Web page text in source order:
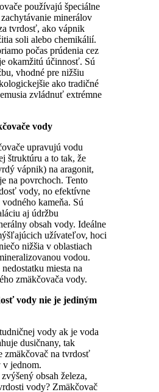
používajú špeciálne
minerálov
tvrdosť, ako vápnik
soli alebo chemikálií.
počas prúdenia cez
okamžitú účinnosť. Sú
vhodné pre nižšiu
ako tradičné
zvládnuť extrémne
vody
upravujú vodu
štruktúru a to tak, že
vápnik) na aragonit,
na povrchoch. Tento
vody, no efektívne
kameňa. Sú
aj údržbu
obsah vody. Ideálne
užívateľov, hoci
nižšia v oblastiach
vodou.
miesta na
zmäkčovača vody.
vody nie je jediným
vody ak je voda
dusičnany, tak
zmäkčovač na tvrdosť
v jednom.
obsah železa,
vody? Zmäkčovač